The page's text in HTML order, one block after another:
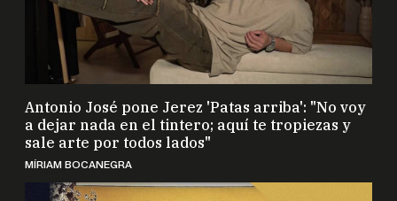
Antonio José pone Jerez 'Patas arriba': "No voy
a dejar nada en el tintero; aquí te tropiezas y
sale arte por todos lados"
MÍRIAM BOCANEGRA